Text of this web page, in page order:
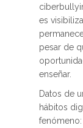
es
pesar de
enseñar.
Datos de
hábitos